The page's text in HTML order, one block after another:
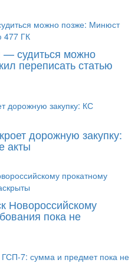
судиться можно
переписать статью
дорожную закупку:
акты
Новороссийскому
пока не